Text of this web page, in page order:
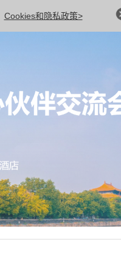
Cookies和隐私政策>